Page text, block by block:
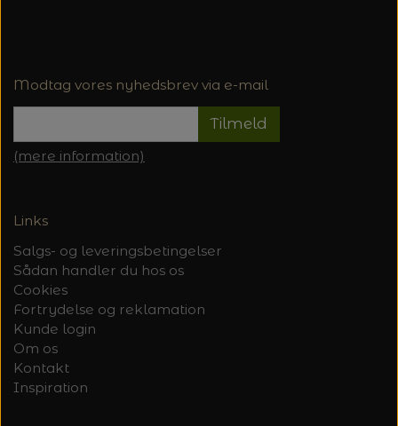
Modtag vores nyhedsbrev via e-mail
Tilmeld
(mere information)
Links
Salgs- og leveringsbetingelser
Sådan handler du hos os
Cookies
Fortrydelse og reklamation
Kunde login
Om os
Kontakt
Inspiration